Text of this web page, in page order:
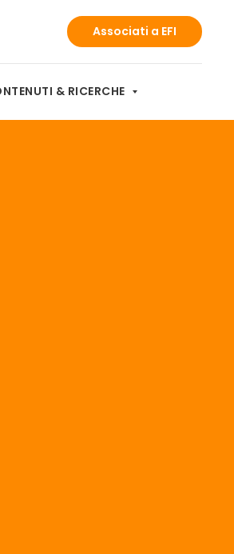
Associati a EFI
& RICERCHE